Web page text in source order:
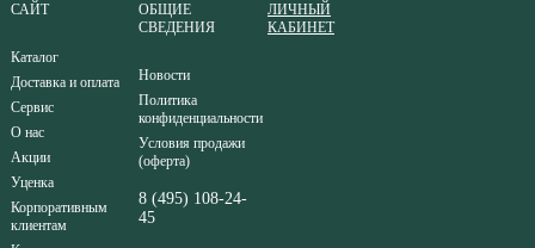
САЙТ
Каталог
Доставка и оплата
Сервис
О нас
Акции
Уценка
Корпоративным
клиентам
ОБЩИЕ
СВЕДЕНИЯ
Новости
Политика
конфиденциальности
Условия продажи
(оферта)
8 (495) 108-24-
45
ЛИЧНЫЙ
КАБИНЕТ